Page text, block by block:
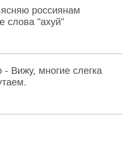
россиянам
слова "ахуй"
- Вижу, многие слегка